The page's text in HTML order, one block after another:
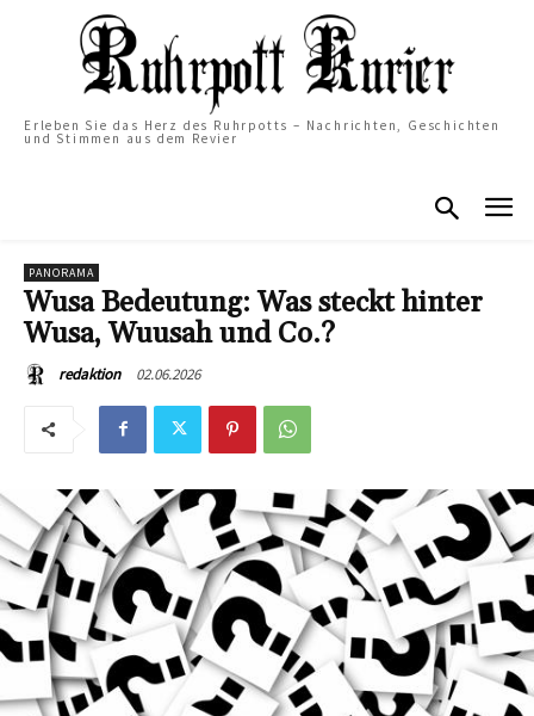
Erleben Sie das Herz des Ruhrpotts – Nachrichten, Geschichten
und Stimmen aus dem Revier
PANORAMA
Wusa Bedeutung: Was steckt hinter
Wusa, Wuusah und Co.?
redaktion 02.06.2026